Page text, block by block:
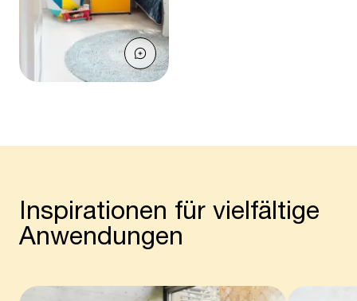
Inspirationen für vielfältige
Anwendungen